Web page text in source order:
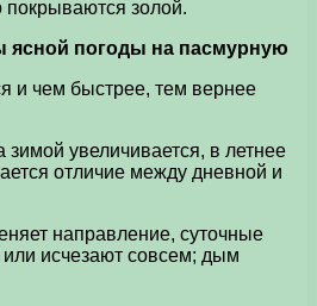
покрываются золой.
ясной погоды на пасмурную
и чем быстрее, тем вернее
увеличивается, в летнее
отличие между дневной и
направление, суточные
исчезают совсем; дым